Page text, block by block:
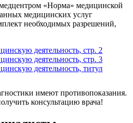
«Норма» медицинской
медицинских услуг
необходимых разрешений,
имеют противопоказания.
консультацию врача!